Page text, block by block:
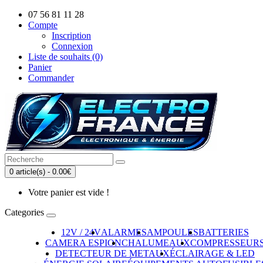
07 56 81 11 28
Compte
Inscription
Connexion
Liste de souhaits (0)
Panier
Commander
0 article(s) - 0.00€
Votre panier est vide !
Categories
12V / 24VALARMESAMPOULESBATTERIES
CAMERA ESPIONCHALUMEAUX
DETECTEUR DE METAUXÉCLAIRAGE & LED